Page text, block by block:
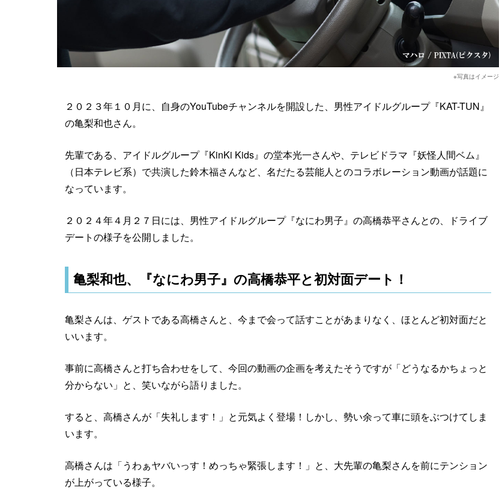
※写真はイメージ
２０２３年１０月に、自身のYouTubeチャンネルを開設した、男性アイドルグループ『KAT-TUN』
の亀梨和也さん。
先輩である、アイドルグループ『KinKi Kids』の堂本光一さんや、テレビドラマ『妖怪人間ベム』
（日本テレビ系）で共演した鈴木福さんなど、名だたる芸能人とのコラボレーション動画が話題に
なっています。
２０２４年４月２７日には、男性アイドルグループ『なにわ男子』の高橋恭平さんとの、ドライブ
デートの様子を公開しました。
亀梨和也、『なにわ男子』の高橋恭平と初対面デート！
亀梨さんは、ゲストである高橋さんと、今まで会って話すことがあまりなく、ほとんど初対面だと
いいます。
事前に高橋さんと打ち合わせをして、今回の動画の企画を考えたそうですが「どうなるかちょっと
分からない」と、笑いながら語りました。
すると、高橋さんが「失礼します！」と元気よく登場！しかし、勢い余って車に頭をぶつけてしま
います。
高橋さんは「うわぁヤバいっす！めっちゃ緊張します！」と、大先輩の亀梨さんを前にテンション
が上がっている様子。